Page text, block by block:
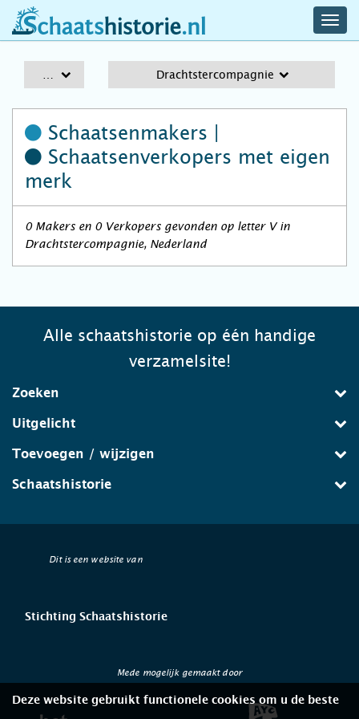
schaatshistorie.nl
Drachtstercompagnie
Schaatsenmakers |
Schaatsenverkopers met eigen
merk
0 Makers en 0 Verkopers gevonden op letter V in
Drachtstercompagnie, Nederland
Alle schaatshistorie op één handige
verzamelsite!
Zoeken
Uitgelicht
Toevoegen / wijzigen
Schaatshistorie
Dit is een website van
Stichting Schaatshistorie
Mede mogelijk gemaakt door
Deze website gebruikt functionele cookies om u de beste